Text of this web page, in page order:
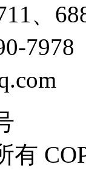
、
7978
有